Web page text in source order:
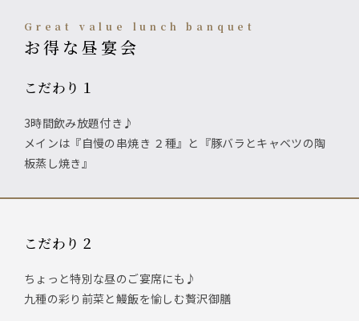
Great value lunch banquet
お得な昼宴会
こだわり１
3時間飲み放題付き♪
メインは『自慢の串焼き ２種』と『豚バラとキャベツの陶
板蒸し焼き』
こだわり２
ちょっと特別な昼のご宴席にも♪
九種の彩り前菜と鰻飯を愉しむ贅沢御膳